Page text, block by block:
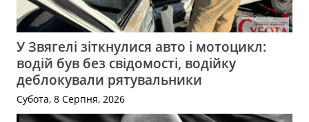
У Звягелі зіткнулися авто і мотоцикл:
водій був без свідомості, водійку
деблокували рятувальники
Субота, 8 Серпня, 2026